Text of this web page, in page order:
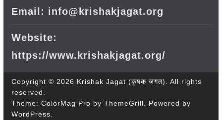
Email: info@krishakjagat.org
Website:
https://www.krishakjagat.org/
Copyright © 2026 Krishak Jagat (कृषक जगत). All rights
reserved.
Theme: ColorMag Pro by ThemeGrill. Powered by
WordPress.